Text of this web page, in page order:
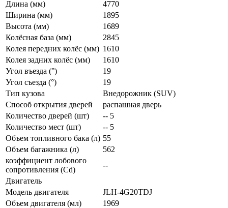
Длина (мм)
4770
Ширина (мм)
1895
Высота (мм)
1689
Колёсная база (мм)
2845
Колея передних колёс (мм) 1610
Колея задних колёс (мм)
1610
Угол въезда (°)
19
Угол съезда (°)
19
Тип кузова
Внедорожник (SUV)
Способ открытия дверей
распашная дверь
Количество дверей (шт)
-- 5
Количество мест (шт)
-- 5
Объем топливного бака (л) 55
Объем багажника (л)
562
коэффициент лобового
сопротивления (Cd)
--
Двигатель
Модель двигателя
JLH-4G20TDJ
Объем двигателя (мл)
1969